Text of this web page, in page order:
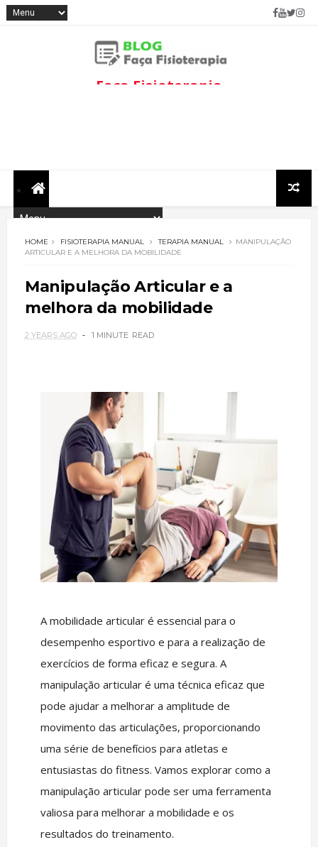
Faça Fisioterapia
HOME FISIOTERAPIA MANUAL TERAPIA MANUAL
MANIPULAÇÃO
ARTICULAR E A MELHORA DA MOBILIDADE
Manipulação Articular e a
melhora da mobilidade
2 YEARS AGO 1 MINUTE READ
A mobilidade articular é essencial para o
desempenho esportivo e para a realização de
exercícios de forma eficaz e segura. A
manipulação articular é uma técnica eficaz que
pode ajudar a melhorar a amplitude de
movimento das articulações, proporcionando
uma série de benefícios para atletas e
entusiastas do fitness. Vamos explorar como a
manipulação articular pode ser uma ferramenta
valiosa para melhorar a mobilidade e os
resultados do treinamento.